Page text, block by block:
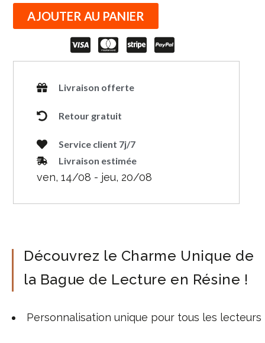
AJOUTER AU PANIER
Livraison offerte
Retour gratuit
Service client 7j/7
Livraison estimée
ven, 14/08 - jeu, 20/08
Découvrez le Charme Unique de
la Bague de Lecture en Résine !
Personnalisation unique pour tous les lecteurs